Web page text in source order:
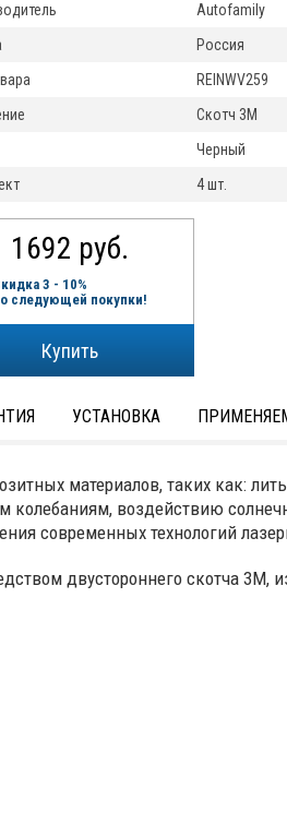
1692 руб.
3 - 10%
следующей покупки!
Autofamily
Россия
REINWV259
Скотч 3M
Черный
4 шт.
УСТАНОВКА
материалов, таких как:
воздействию
современных технологий
двустороннего скотча 3M,